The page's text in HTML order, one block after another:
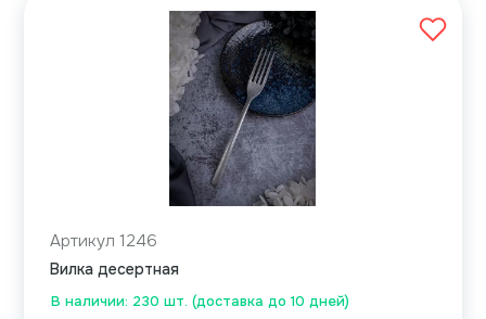
В наличии: 230 шт. (доставка до 10 дней)
Артикул 1246
Вилка десертная